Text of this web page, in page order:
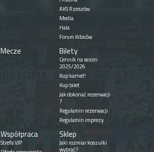
AKS Rzeszów
Media
Hala
Forum Kibiców
Mecze Bilety
Cennik na sezon
2025/2026
Kup karnet!
Kup bilet
Jak dokonać rezerwacji
?
Regulamin rezerwacji
Regulamin imprezy
Współpraca
Strefa VIP
Sklep
Jaki rozmiar koszulki
wybrać?